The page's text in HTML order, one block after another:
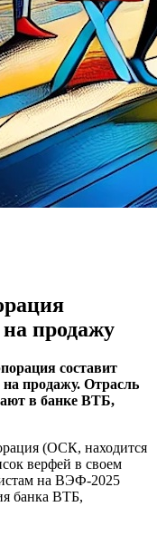
продажу
составит
продажу. Отрасль
в банке ВТБ,
(ОСК, находится
верфей в своем
на ВЭФ-2025
банка ВТБ,